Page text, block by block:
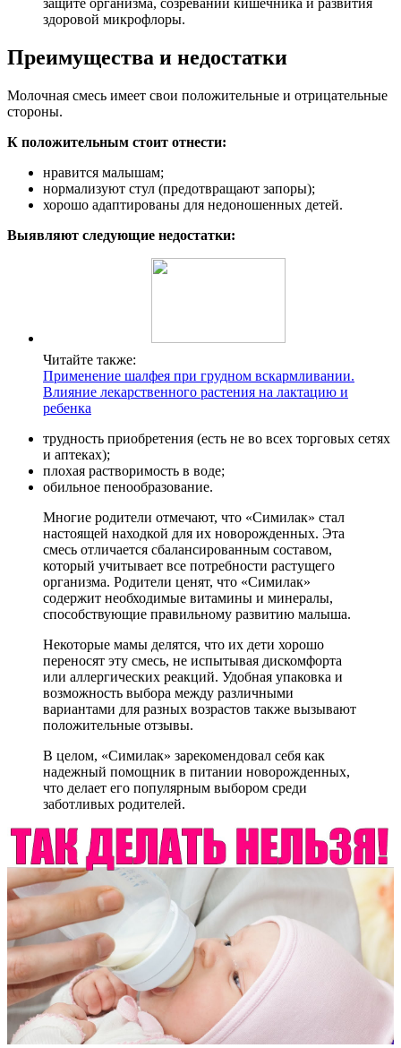
защите организма, созревании кишечника и развития
здоровой микрофлоры.
Преимущества и недостатки
Молочная смесь имеет свои положительные и отрицательные
стороны.
К положительным стоит отнести:
нравится малышам;
нормализуют стул (предотвращают запоры);
хорошо адаптированы для недоношенных детей.
Выявляют следующие недостатки:
Читайте также:
Применение шалфея при грудном вскармливании.
Влияние лекарственного растения на лактацию и
ребенка
трудность приобретения (есть не во всех торговых сетях
и аптеках);
плохая растворимость в воде;
обильное пенообразование.
Многие родители отмечают, что «Симилак» стал
настоящей находкой для их новорожденных. Эта
смесь отличается сбалансированным составом,
который учитывает все потребности растущего
организма. Родители ценят, что «Симилак»
содержит необходимые витамины и минералы,
способствующие правильному развитию малыша.
Некоторые мамы делятся, что их дети хорошо
переносят эту смесь, не испытывая дискомфорта
или аллергических реакций. Удобная упаковка и
возможность выбора между различными
вариантами для разных возрастов также вызывают
положительные отзывы.
В целом, «Симилак» зарекомендовал себя как
надежный помощник в питании новорожденных,
что делает его популярным выбором среди
заботливых родителей.